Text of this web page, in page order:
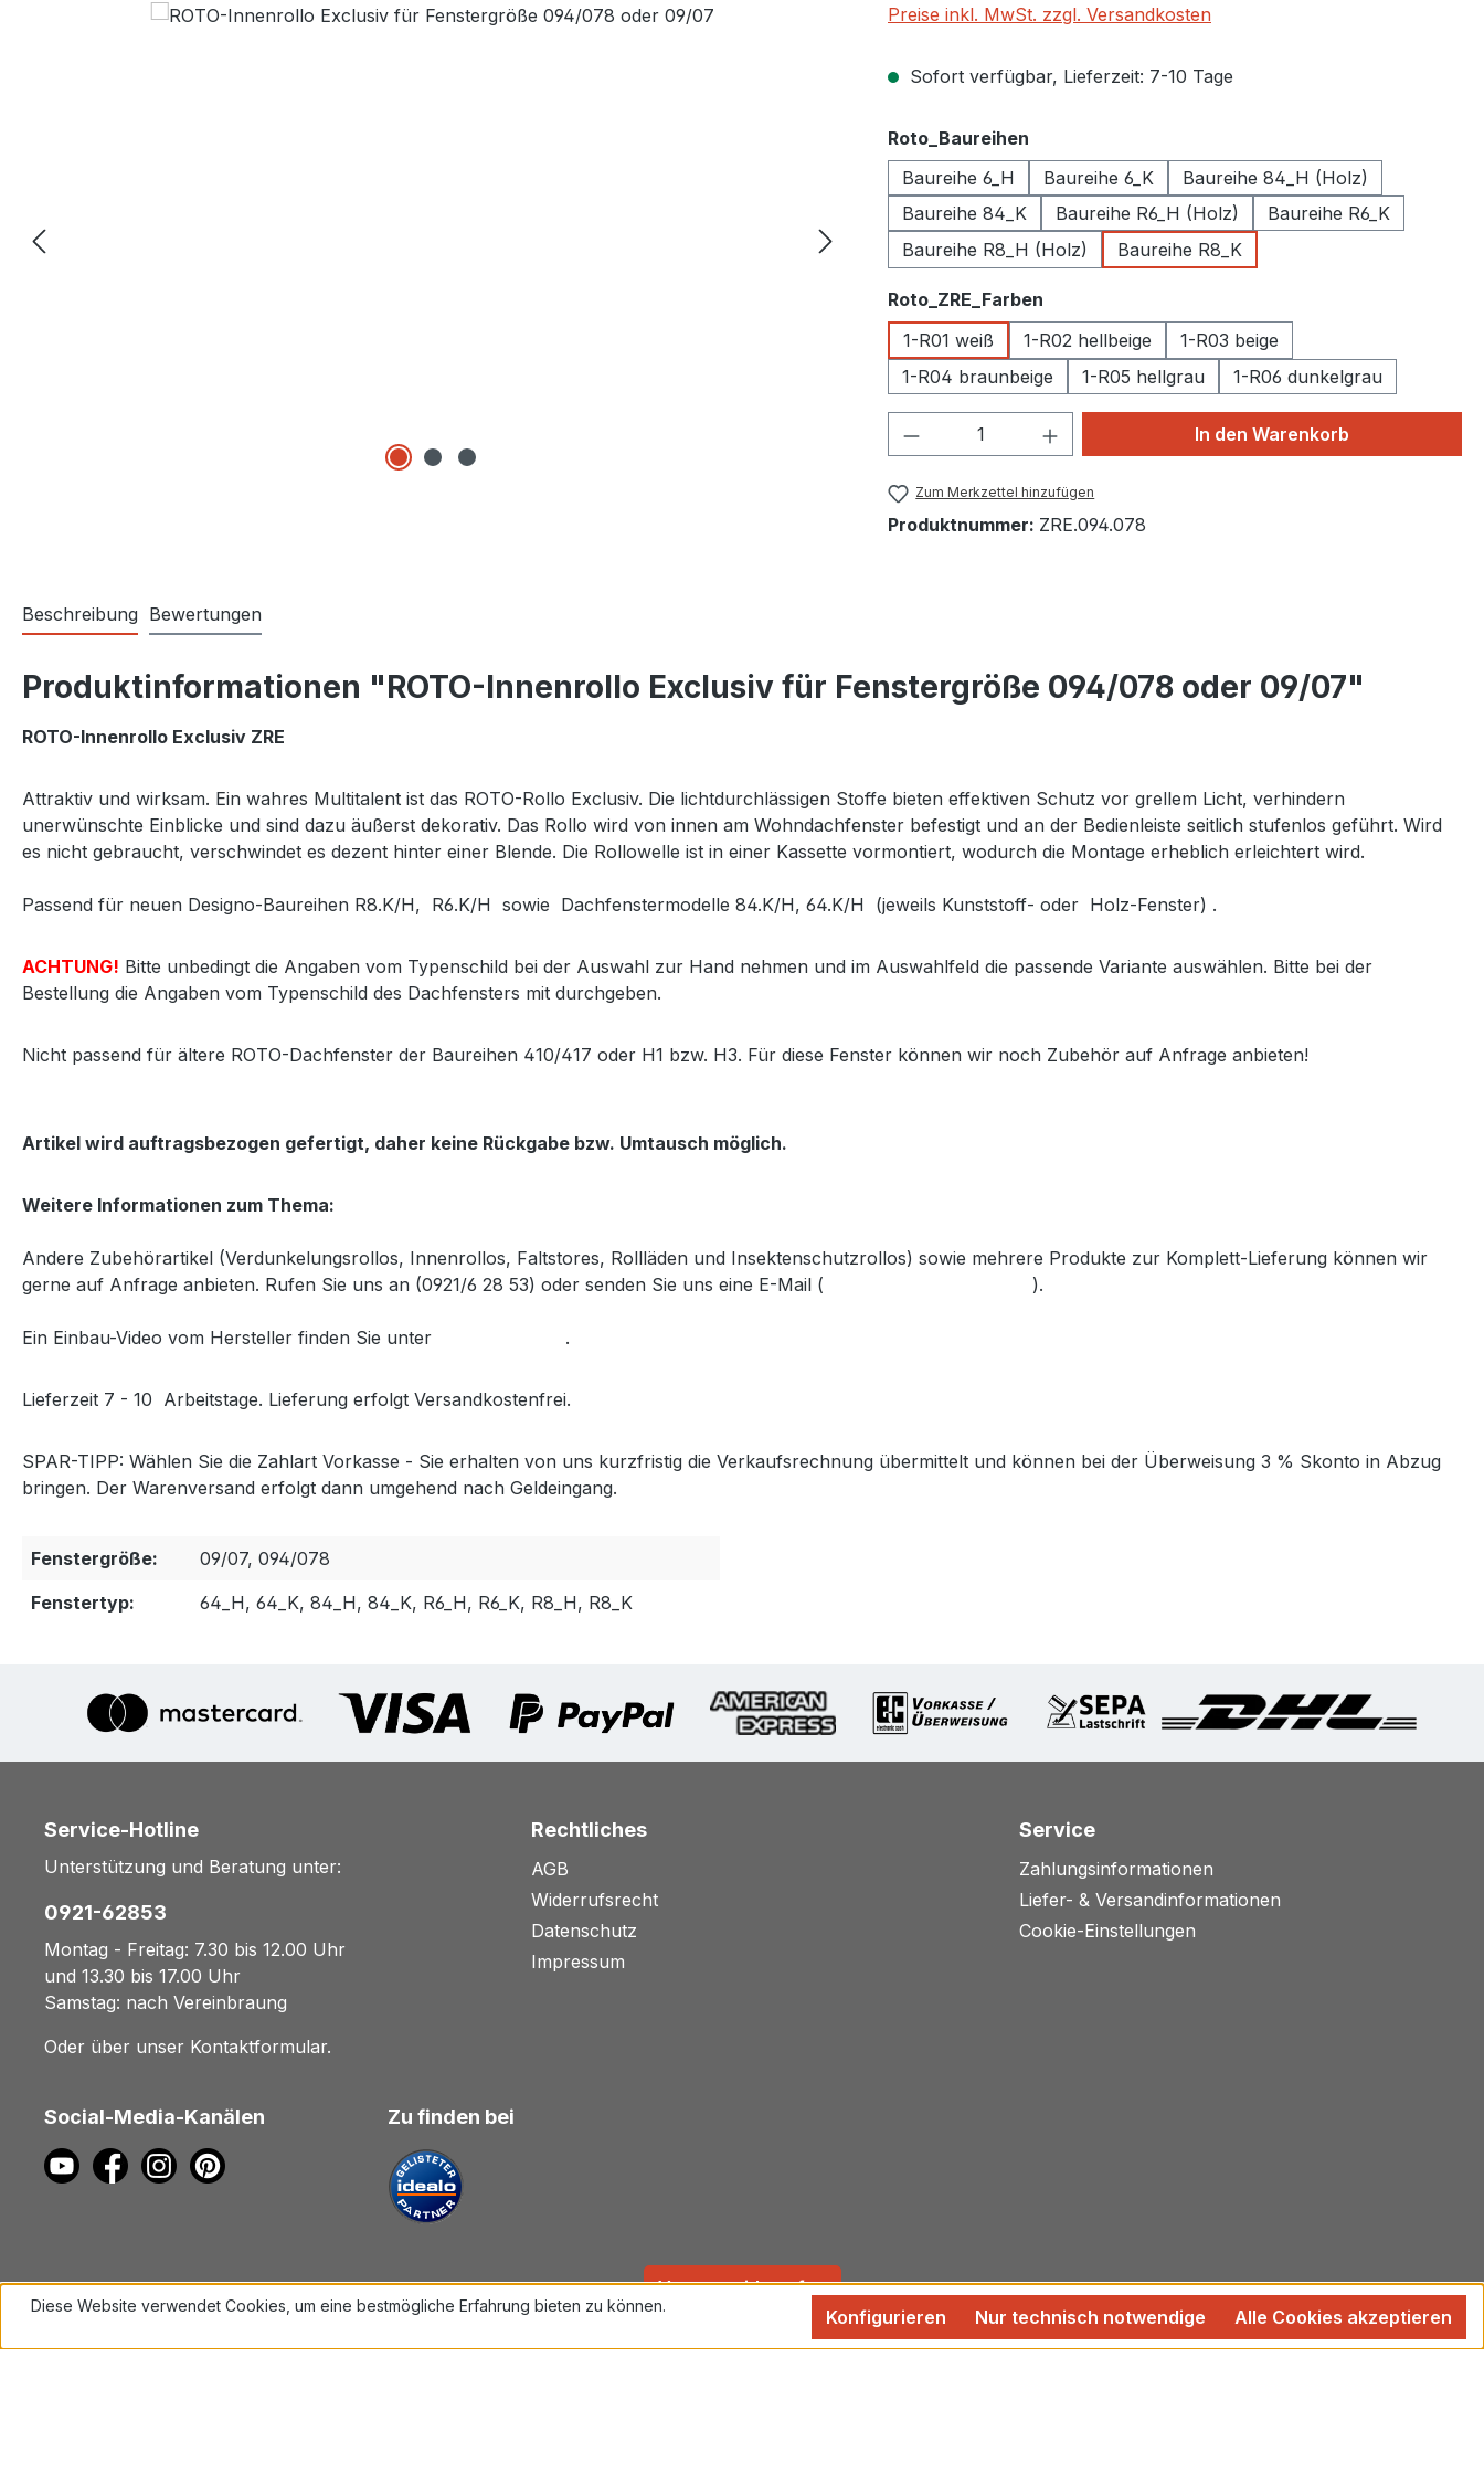
Preise inkl. MwSt. zzgl. Versandkosten
Sofort verfügbar, Lieferzeit: 7-10 Tage
Roto_Baureihen
Baureihe 6_H
Baureihe 6_K
Baureihe 84_H (Holz)
Baureihe 84_K
Baureihe R6_H (Holz)
Baureihe R6_K
Baureihe R8_H (Holz)
Baureihe R8_K
Roto_ZRE_Farben
1-R01 weiß
1-R02 hellbeige
1-R03 beige
1-R04 braunbeige
1-R05 hellgrau 1-R06 dunkelgrau
Produkt Anzahl: Gib den gewünschten Wert
In den Warenkorb
Zum Merkzettel hinzufügen
Produktnummer: ZRE.094.078
Beschreibung Bewertungen
Produktinformationen "ROTO-Innenrollo Exclusiv für Fenstergröße 094/078 oder 09/07"
ROTO-Innenrollo Exclusiv ZRE
Attraktiv und wirksam. Ein wahres Multitalent ist das ROTO-Rollo Exclusiv. Die lichtdurchlässigen Stoffe bieten effektiven Schutz vor grellem Licht, verhindern
unerwünschte Einblicke und sind dazu äußerst dekorativ. Das Rollo wird von innen am Wohndachfenster befestigt und an der Bedienleiste seitlich stufenlos geführt. Wird
es nicht gebraucht, verschwindet es dezent hinter einer Blende. Die Rollowelle ist in einer Kassette vormontiert, wodurch die Montage erheblich erleichtert wird.
Passend für neuen Designo-Baureihen R8.K/H, R6.K/H sowie Dachfenstermodelle 84.K/H, 64.K/H (jeweils Kunststoff- oder Holz-Fenster) .
ACHTUNG! Bitte unbedingt die Angaben vom Typenschild bei der Auswahl zur Hand nehmen und im Auswahlfeld die passende Variante auswählen. Bitte bei der
Bestellung die Angaben vom Typenschild des Dachfensters mit durchgeben.
Nicht passend für ältere ROTO-Dachfenster der Baureihen 410/417 oder H1 bzw. H3. Für diese Fenster können wir noch Zubehör auf Anfrage anbieten!
Artikel wird auftragsbezogen gefertigt, daher keine Rückgabe bzw. Umtausch möglich.
Weitere Informationen zum Thema:
Andere Zubehörartikel (Verdunkelungsrollos, Innenrollos, Faltstores, Rollläden und Insektenschutzrollos) sowie mehrere Produkte zur Komplett-Lieferung können wir
gerne auf Anfrage anbieten. Rufen Sie uns an (0921/6 28 53) oder senden Sie uns eine E-Mail ( ).
Ein Einbau-Video vom Hersteller finden Sie unter .
Lieferzeit 7 - 10 Arbeitstage. Lieferung erfolgt Versandkostenfrei.
SPAR-TIPP: Wählen Sie die Zahlart Vorkasse - Sie erhalten von uns kurzfristig die Verkaufsrechnung übermittelt und können bei der Überweisung 3 % Skonto in Abzug
bringen. Der Warenversand erfolgt dann umgehend nach Geldeingang.
Fenstergröße:
09/07, 094/078
Fenstertyp:
64_H, 64_K, 84_H, 84_K, R6_H, R6_K, R8_H, R8_K
Service-Hotline
Unterstützung und Beratung unter:
0921-62853
Montag - Freitag: 7.30 bis 12.00 Uhr
und 13.30 bis 17.00 Uhr
Samstag: nach Vereinbraung
Oder über unser Kontaktformular.
Rechtliches
AGB
Widerrufsrecht
Datenschutz
Impressum
Service
Zahlungsinformationen
Liefer- & Versandinformationen
Cookie-Einstellungen
Social-Media-Kanälen Zu finden bei
Vertrag widerrufen
Alle Preise inkl. gesetzl. Mehrwertsteuer zzgl.Versandkostenund ggf. Nachnahmegebühren, wenn nicht anders angegeben.
Diese Website verwendet Cookies, um eine bestmögliche Erfahrung bieten zu können.
Nur technisch notwendige
Konfigurieren Alle Cookies akzeptieren